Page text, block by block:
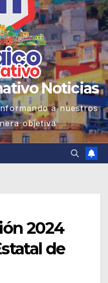
Noticias
a nuestros
objetiva
2024
de